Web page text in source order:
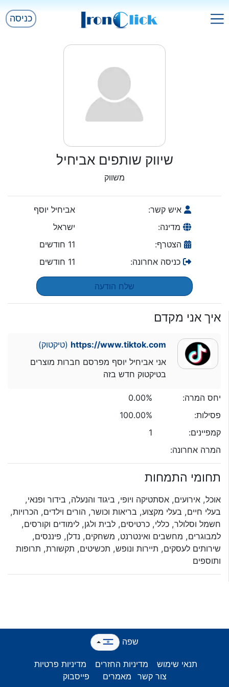
כניסה
שיווק שותפים אביחיל
משווק
איש קשר:
אביחיל יוסף
מדינה:
ישראל
הצטרף:
11 חודשים
כניסה אחרונה:
11 חודשים
שלח הודעה
איך אני מקדם
https://www.tiktok.com (טיקטוק)
אני אביחיל יוסף מפרסם חברות מוצרים
בטיקטוק חדש בזה
יחס המרה:
0.00%
פסילות:
100.00%
קמפיינים:
1
המרה אחרונה:
תחומי התמחות
אוכל, אירועים, אסתטיקה ויופי, ביגוד והנעלה, בידור ופנאי,
בעלי חיים, בעלי מקצוע, בריאות וכושר, הורים וילדים, הכרויות,
חשמל וסלולר, כללי, כרטיסים, לבית ולגן, לימודים וקורסים,
למבוגרים, מחשבים ואינטרנט, משחקים, נדלן, פיננסים,
שירותים לעסקים, תיירות ונופש, תכשיטים, תקשורת, תרופות
ותוספים
שפה
תנאי שימוש מדיניות החזרים
מדיניות פרטיות
צור קשר
מאמרים פייסבוק